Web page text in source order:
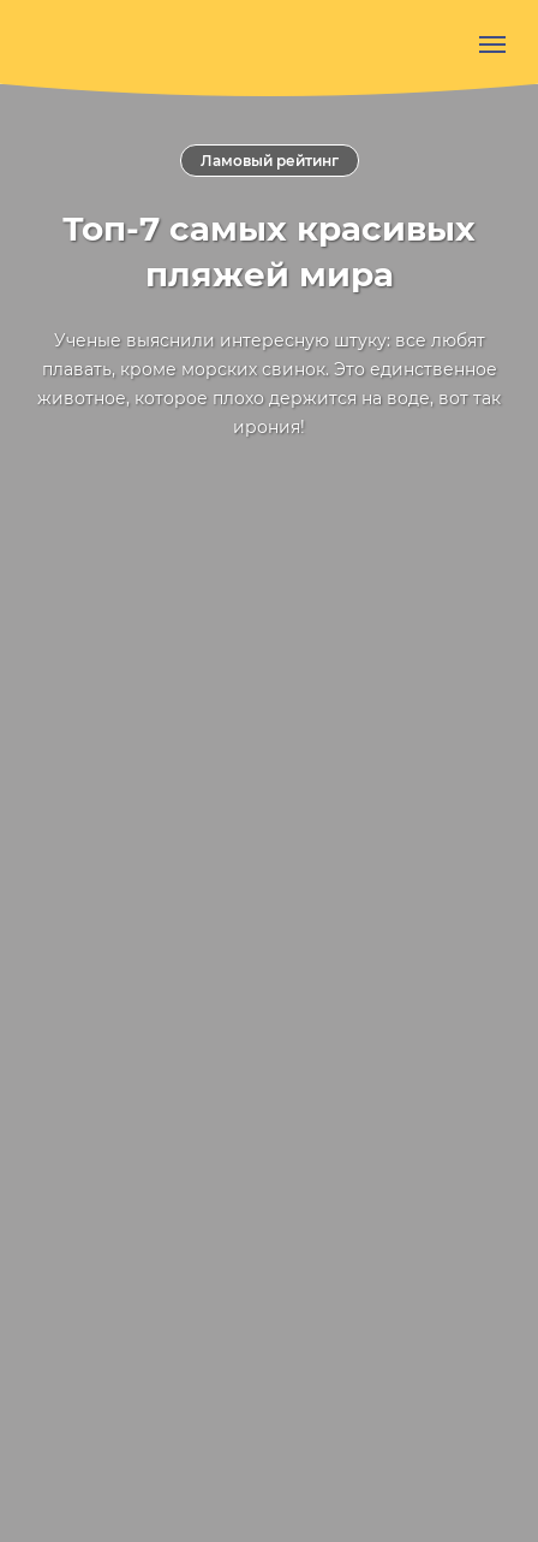
Ламовый рейтинг
Топ-7 самых красивых
пляжей мира
Ученые выяснили интересную штуку: все любят
плавать, кроме морских свинок. Это единственное
животное, которое плохо держится на воде, вот так
ирония!